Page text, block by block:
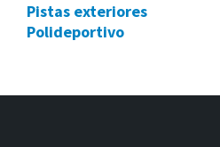
Pistas exteriores
Polideportivo